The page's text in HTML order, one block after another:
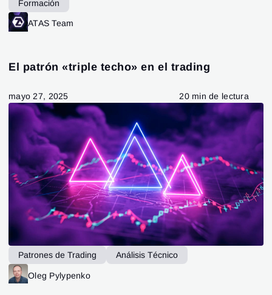
Formación
ATAS Team
El patrón «triple techo» en el trading
mayo 27, 2025 20 min de lectura
Patrones de Trading
Análisis Técnico
Operar la tendencia
Oleg Pylypenko